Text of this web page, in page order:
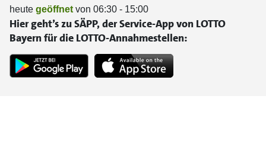
heute geöffnet von 06:30 - 15:00
Hier geht’s zu SÄPP, der Service-App von LOTTO
Bayern für die LOTTO-Annahmestellen: